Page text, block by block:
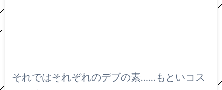
それではそれぞれのデブの素……もといコス